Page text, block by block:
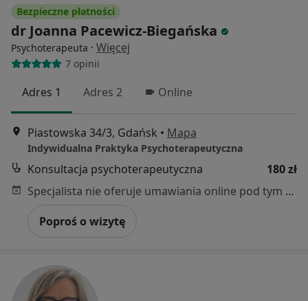
Bezpieczne płatności
dr Joanna Pacewicz-Biegańska
Psychoterapeuta · Więcej
7 opinii
Adres 1 Adres 2 Online
Piastowska 34/3, Gdańsk • Mapa
Indywidualna Praktyka Psychoterapeutyczna
Konsultacja psychoterapeutyczna
180 zł
Specjalista nie oferuje umawiania online pod tym adresem.
Poproś o wizytę